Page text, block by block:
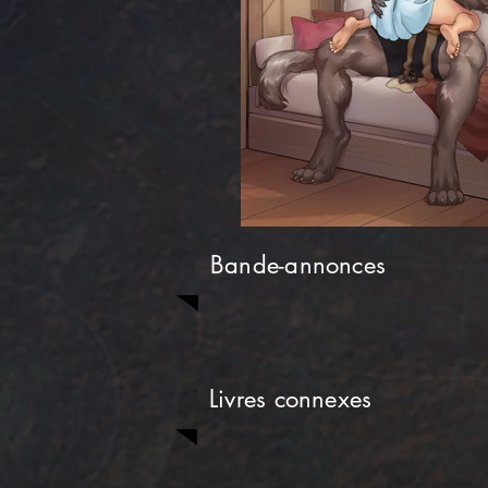
Bande-annonces
Livres connexes